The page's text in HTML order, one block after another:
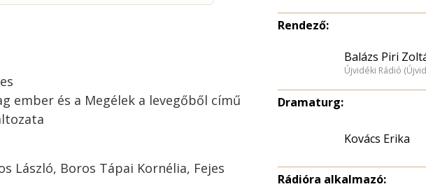
ember és a Megélek a levegőből című
László, Boros Tápai Kornélia, Fejes
Rendező:
Balázs Piri
Újvidéki Rádió
Dramaturg:
Kovács Erika
Rádióra alkalmazó: